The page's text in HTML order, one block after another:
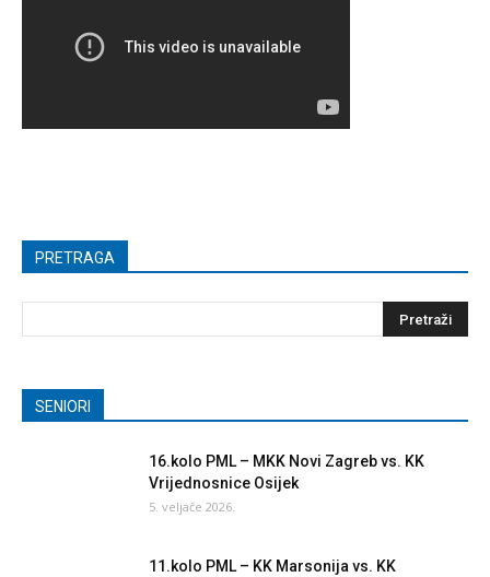
PRETRAGA
SENIORI
16.kolo PML – MKK Novi Zagreb vs. KK
Vrijednosnice Osijek
5. veljače 2026.
11.kolo PML – KK Marsonija vs. KK